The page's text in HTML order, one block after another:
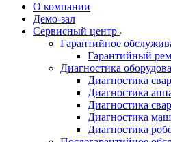
О компании
Демо-зал
Сервисный центр
Гарантийное
Гарантийный
Диагностика
Диагностика
Диагностика
Диагностика
Диагностика
Диагностика